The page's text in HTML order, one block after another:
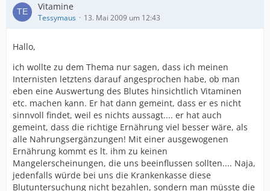
Vitamine
Tessymaus 13. Mai 2009 um 12:43
Hallo,
ich wollte zu dem Thema nur sagen, dass ich meinen
Internisten letztens darauf angesprochen habe, ob man
eben eine Auswertung des Blutes hinsichtlich Vitaminen
etc. machen kann. Er hat dann gemeint, dass er es nicht
sinnvoll findet, weil es nichts aussagt.... er hat auch
gemeint, dass die richtige Ernährung viel besser wäre, als
alle Nahrungsergänzungen! Mit einer ausgewogenen
Ernährung kommt es lt. ihm zu keinen
Mangelerscheinungen, die uns beeinflussen sollten.... Naja,
jedenfalls würde bei uns die Krankenkasse diese
Blutuntersuchung nicht bezahlen, sondern man müsste die